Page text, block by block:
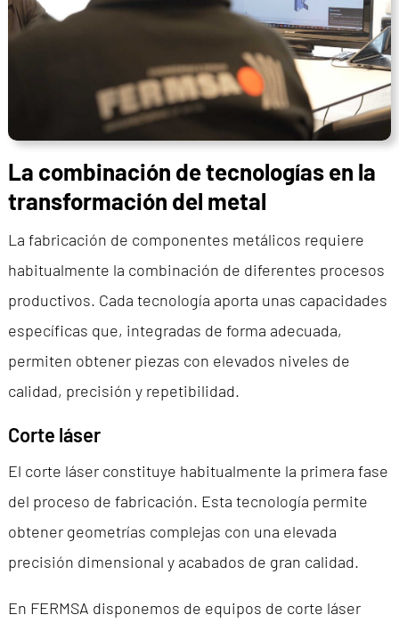
La combinación de tecnologías en la
transformación del metal
La fabricación de componentes metálicos requiere
habitualmente la combinación de diferentes procesos
productivos. Cada tecnología aporta unas capacidades
específicas que, integradas de forma adecuada,
permiten obtener piezas con elevados niveles de
calidad, precisión y repetibilidad.
Corte láser
El corte láser constituye habitualmente la primera fase
del proceso de fabricación. Esta tecnología permite
obtener geometrías complejas con una elevada
precisión dimensional y acabados de gran calidad.
En FERMSA disponemos de equipos de corte láser